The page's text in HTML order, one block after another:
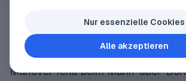
Mensch-über- Bord-
Manöver zur Rettung einer über
Person. Im Gegensatz zum
Manöver fehlt beimMann-über-
Nur essenzielle Cookies
Alle akzeptieren